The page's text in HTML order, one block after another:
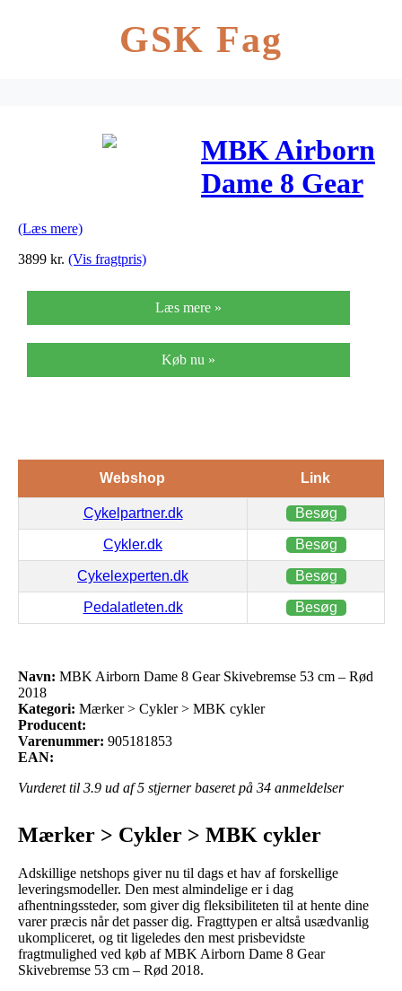
GSK Fag
MBK Airborn
Dame 8 Gear
2018
(Læs mere)
3899 kr. (Vis fragtpris)
Læs mere »
Køb nu »
Webshop Link
Cykelpartner.dk Besøg
Cykler.dk Besøg
Cykelexperten.dk Besøg
Pedalatleten.dk Besøg
Navn: MBK Airborn Dame 8 Gear Skivebremse 53 cm – Rød
2018
Kategori: Mærker > Cykler > MBK cykler
Producent:
Varenummer: 905181853
EAN:
Vurderet til 3.9 ud af 5 stjerner baseret på 34 anmeldelser
Mærker > Cykler > MBK cykler
Adskillige netshops giver nu til dags et hav af forskellige
leveringsmodeller. Den mest almindelige er i dag
afhentningssteder, som giver dig fleksibiliteten til at hente dine
varer præcis når det passer dig. Fragttypen er altså usædvanlig
ukompliceret, og tit ligeledes den mest prisbevidste
fragtmulighed ved køb af MBK Airborn Dame 8 Gear
Skivebremse 53 cm – Rød 2018.